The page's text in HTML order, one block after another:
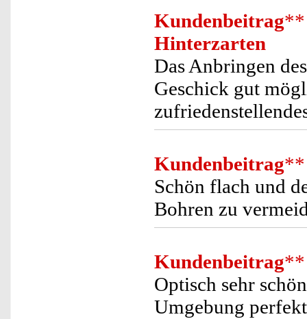
Kundenbeitrag**
Hinterzarten
Das Anbringen
Geschick gut
Kundenbeitrag**
Schön flach und
Bohren zu
Kundenbeitrag**
Optisch sehr
Umgebung